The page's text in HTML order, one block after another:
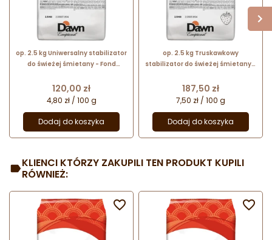
op. 2.5 kg Uniwersalny stabilizator
do świeżej śmietany - Fond
kat. 2.03037.804
Cena
120,00 zł
4,80 zł / 100 g
Dodaj do koszyka
op. 2.5 kg Truskawkowy
stabilizator do świeżej śmietany -
- nr. kat. 2.03031.804
Cena
187,50 zł
7,50 zł / 100 g
Dodaj do koszyka
KLIENCI KTÓRZY ZAKUPILI TEN PRODUKT KUPILI
RÓWNIEŻ:
 